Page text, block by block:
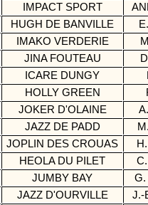
IMPACT SPORT
HUGH DE BANVILLE
IMAKO VERDERIE
JINA FOUTEAU
ICARE DUNGY
HOLLY GREEN
JOKER D'OLAINE
JAZZ DE PADD
JOPLIN DES CROUAS
HEOLA DU PILET
JUMBY BAY
G.
JAZZ D'OURVILLE
J.-